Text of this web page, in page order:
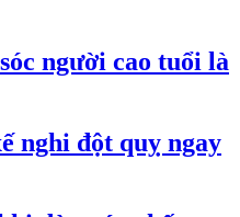
người cao tuổi là
nghi đột quỵ ngay